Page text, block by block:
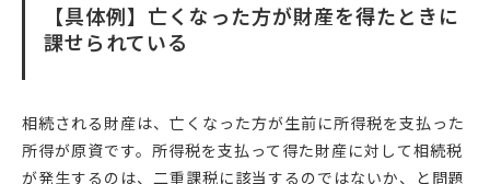
【具体例】亡くなった方が財産を得たときに
課せられている
相続される財産は、亡くなった方が生前に所得税を支払った
所得が原資です。所得税を支払って得た財産に対して相続税
が発生するのは、二重課税に該当するのではないか、と問題